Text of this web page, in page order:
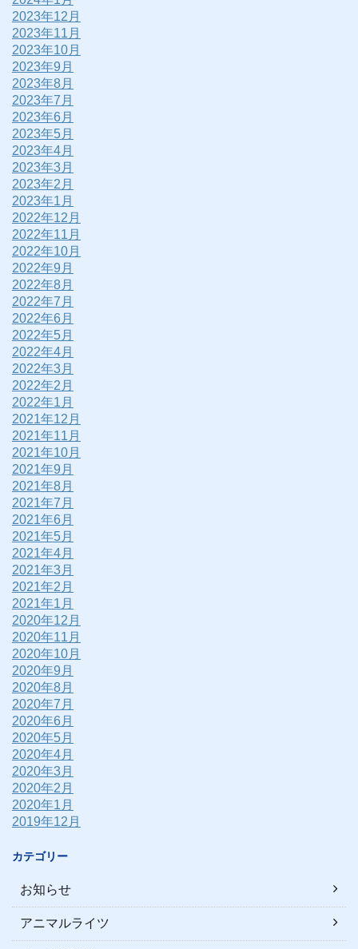
2023年12月
2023年11月
2023年10月
2023年9月
2023年8月
2023年7月
2023年6月
2023年5月
2023年4月
2023年3月
2023年2月
2023年1月
2022年12月
2022年11月
2022年10月
2022年9月
2022年8月
2022年7月
2022年6月
2022年5月
2022年4月
2022年3月
2022年2月
2022年1月
2021年12月
2021年11月
2021年10月
2021年9月
2021年8月
2021年7月
2021年6月
2021年5月
2021年4月
2021年3月
2021年2月
2021年1月
2020年12月
2020年11月
2020年10月
2020年9月
2020年8月
2020年7月
2020年6月
2020年5月
2020年4月
2020年3月
2020年2月
2020年1月
2019年12月
カテゴリー
お知らせ
アニマルライツ